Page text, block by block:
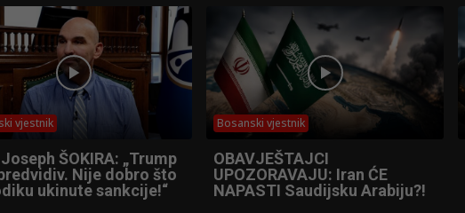
vjestnik
ŠOKIRA: „Trump
Nije dobro što
ukinute sankcije!“
Bosanski vjestnik
OBAVJEŠTAJCI
UPOZORAVAJU: Iran ĆE
NAPASTI Saudijsku Arabiju?!